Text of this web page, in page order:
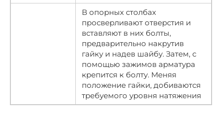
В опорных столбах
просверливают отверстия и
вставляют в них болты,
предварительно накрутив
гайку и надев шайбу. Затем, с
помощью зажимов арматура
крепится к болту. Меняя
положение гайки, добиваются
требуемого уровня натяжения